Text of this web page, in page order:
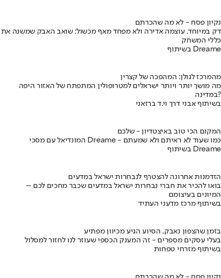
נקיון פסח - לא מה שהכרתם
דק במיוחד, עוצמה אדירה ולא מפחד מאף מכשול: שואב האבק שמשנה את
כללי המשחק
בשיתוף Dreame
מהמרכז לגולן: המהפכה של קצרין
מה מושך יותר ויותר ישראלים למטרופולין המתפתח של האזור היפה
במדינה?
בשיתוף אבני דרך וי.ד ברזאני
המקום הכי טוב באיצטדיון - שלכם
המונדיאל עם מסכי Dreame - כמו שעוד לא ראיתם ולא שמעתם
בשיתוף Dreame
הזדמנות אחרונה להצטרף לנבחרות ישראל במדעים
בואו להכיר את חברי נבחרות ישראל במדעים שכבר מחכים לכם –
המיונים בעיצומם
בשיתוף מרכז מדעני העתיד
בזמן שהצפון נאבק, הסיוע הגיע מכיוון מפתיע
בעלי עסקים מספרים - זה המענק הכספי שעוזר לנו לחזור למסלול
בשיתוף מזרחי טפחות